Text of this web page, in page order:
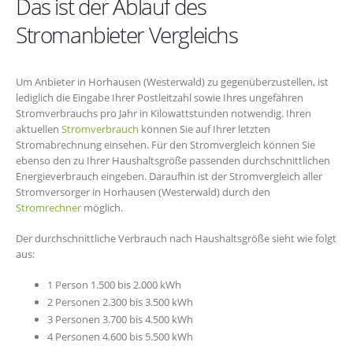
Das ist der Ablauf des
Stromanbieter Vergleichs
Um Anbieter in Horhausen (Westerwald) zu gegenüberzustellen, ist
lediglich die Eingabe Ihrer Postleitzahl sowie Ihres ungefähren
Stromverbrauchs pro Jahr in Kilowattstunden notwendig. Ihren
aktuellen Stromverbrauch können Sie auf Ihrer letzten
Stromabrechnung einsehen. Für den Stromvergleich können Sie
ebenso den zu Ihrer Haushaltsgröße passenden durchschnittlichen
Energieverbrauch eingeben. Daraufhin ist der Stromvergleich aller
Stromversorger in Horhausen (Westerwald) durch den
Stromrechner möglich.
Der durchschnittliche Verbrauch nach Haushaltsgröße sieht wie folgt
aus:
1 Person 1.500 bis 2.000 kWh
2 Personen 2.300 bis 3.500 kWh
3 Personen 3.700 bis 4.500 kWh
4 Personen 4.600 bis 5.500 kWh